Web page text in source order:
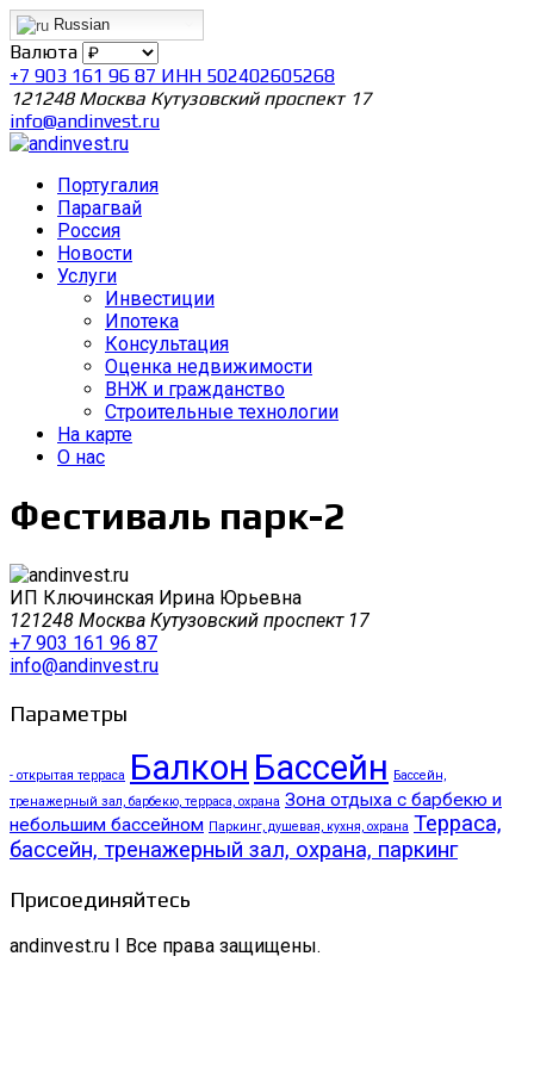
Russian
Валюта
+7 903 161 96 87 ИНН 502402605268
121248 Москва Кутузовский проспект 17
info@andinvest.ru
Португалия
Парагвай
Россия
Новости
Услуги
Инвестиции
Ипотека
Консультация
Оценка недвижимости
ВНЖ и гражданство
Строительные технологии
На карте
О нас
Фестиваль парк-2
ИП Ключинская Ирина Юрьевна
121248 Москва Кутузовский проспект 17
+7 903 161 96 87
info@andinvest.ru
Параметры
- открытая терраса Балкон Бассейн
Бассейн,
тренажерный зал, барбекю, терраса, охрана Зона отдыха с барбекю и
небольшим бассейном Паркинг, душевая, кухня, охрана Терраса,
бассейн, тренажерный зал, охрана, паркинг
Присоединяйтесь
andinvest.ru I Все права защищены.